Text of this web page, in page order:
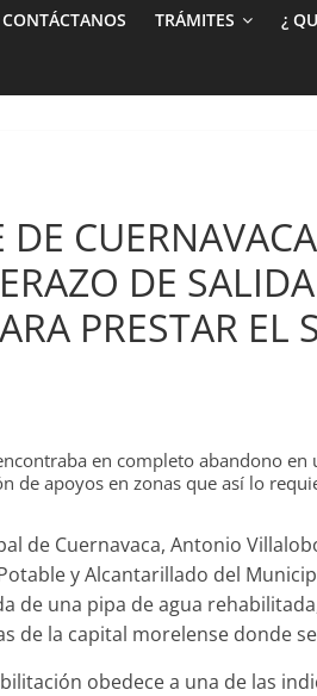
CONTÁCTANOS TRÁMITES ¿
DE
DE
PRESTAR EL
en completo abandono
de apoyos en zonas que así lo
de Cuernavaca, Antonio
y Alcantarillado del
de una pipa de agua
de la capital morelense donde
obedece a una de las